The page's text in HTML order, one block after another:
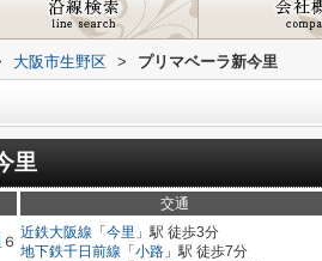
大阪市生野区 > プリマベーラ新今里
里
交通
６
近鉄大阪線 「 今里 」駅 徒歩3分
地下鉄千日前線 「 小路 」駅 徒歩7分